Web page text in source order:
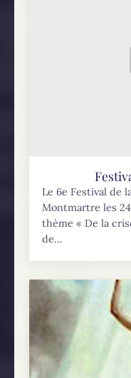
Le 6e Festival de
Montmartre les
thème « De la
de...